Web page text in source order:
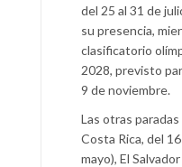
del 25 al 31 de
su presencia,
clasificatorio
2028, previsto
9 de noviembre.
Las otras
Costa Rica, del
mayo), El